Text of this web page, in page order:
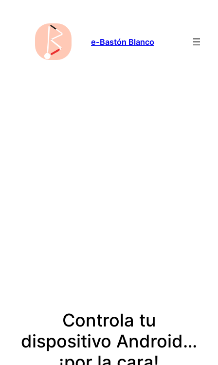
contenido
e-Bastón Blanco
Controla tu
dispositivo Android…